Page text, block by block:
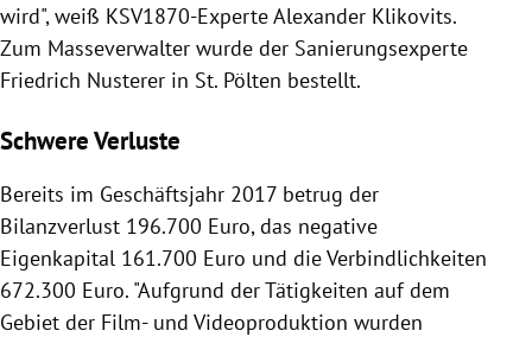
wird", weiß KSV1870-ExperteAlexander Klikovits.
Zum Masseverwalter wurde der Sanierungsexperte
Friedrich Nusterer in St. Pölten bestellt.
Schwere Verluste
Bereits im Geschäftsjahr 2017 betrug der
Bilanzverlust 196.700 Euro, das negative
Eigenkapital 161.700 Euro und die Verbindlichkeiten
672.300 Euro. "Aufgrund der Tätigkeiten auf dem
Gebiet der Film- und Videoproduktion wurden